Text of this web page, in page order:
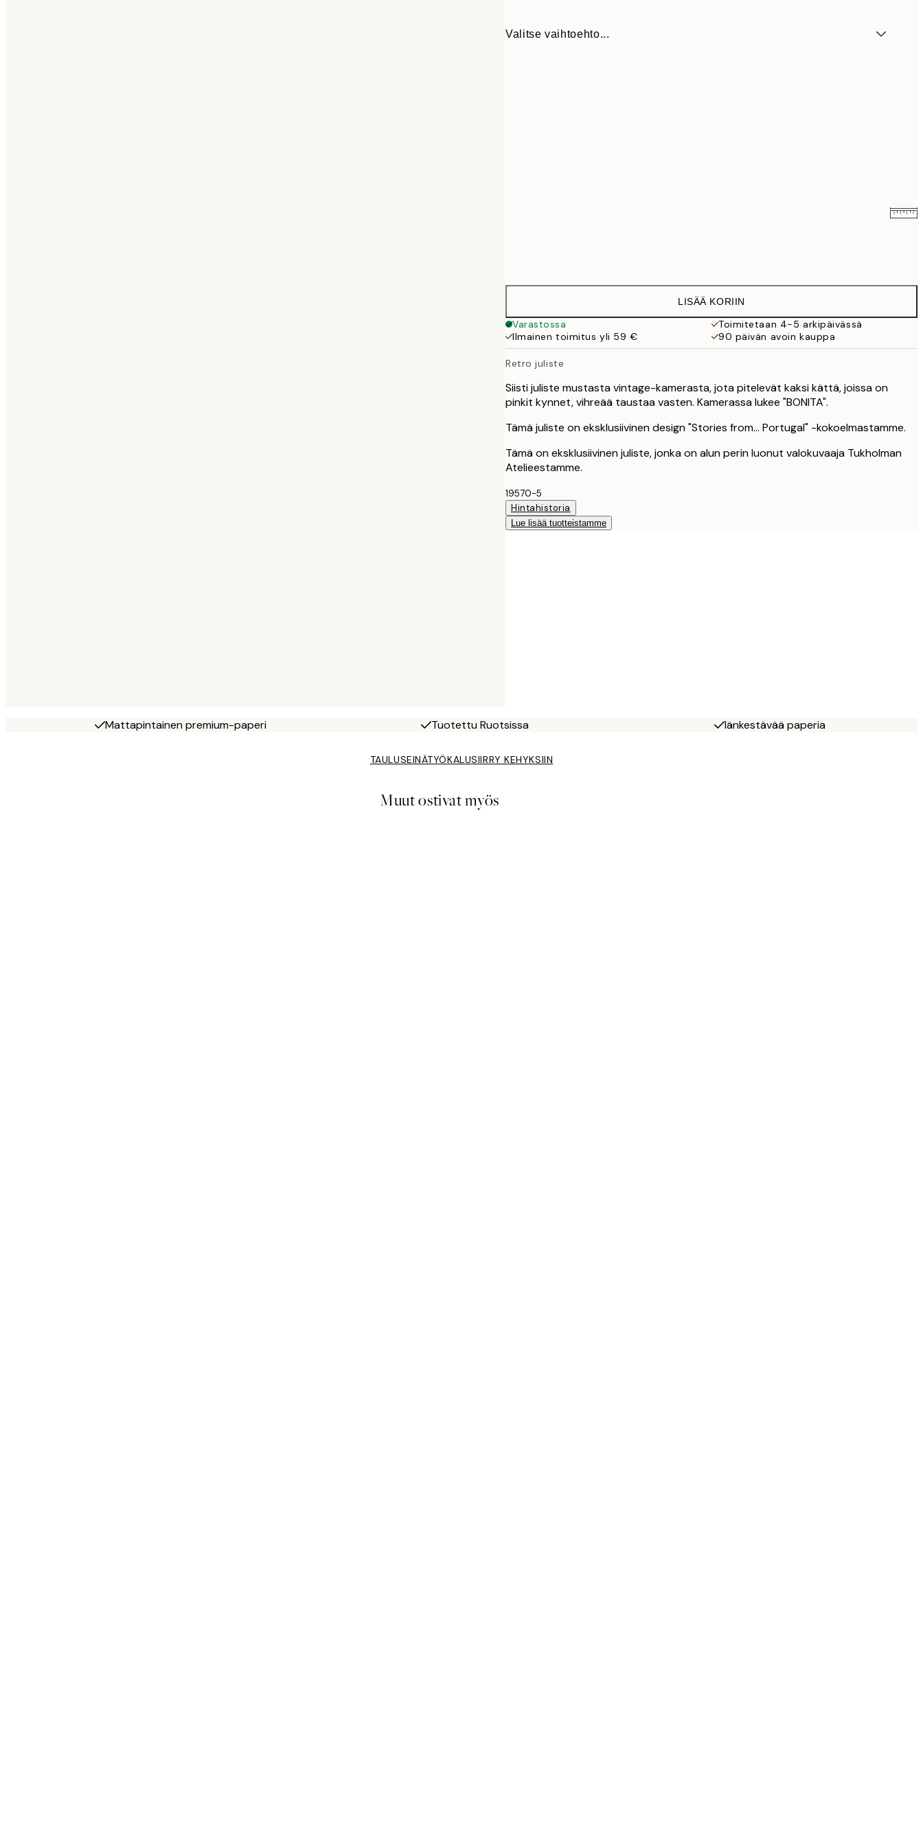
Valitse vaihtoehto...
32,45 €
LISÄÄ KORIIN
Varastossa
Toimitetaan 4-5 arkipäivässä
Ilmainen toimitus yli 59 €
90 päivän avoin kauppa
Retro juliste
Siisti juliste mustasta vintage-kamerasta, jota pitelevät kaksi kättä, joissa on
pinkit kynnet, vihreää taustaa vasten. Kamerassa lukee "BONITA".
Tämä juliste on eksklusiivinen design "Stories from... Portugal" -kokoelmastamme.
Tämä on eksklusiivinen juliste, jonka on alun perin luonut valokuvaaja Tukholman
Atelieestamme.
19570-5
Hintahistoria
Lue lisää tuotteistamme
Mattapintainen premium-paperi Tuotettu Ruotsissa Iänkestävää paperia
TAULUSEINÄTYÖKALUSIIRRY KEHYKSIIN
Muut ostivat myös